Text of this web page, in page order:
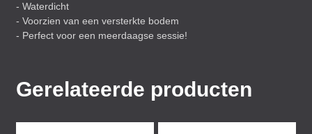
- Waterdicht
- Voorzien van een versterkte bodem
- Perfect voor een meerdaagse sessie!
Gerelateerde producten